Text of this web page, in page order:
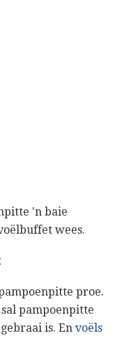
'n baie
wees.
proe.
pampoenpitte
is. En voëls